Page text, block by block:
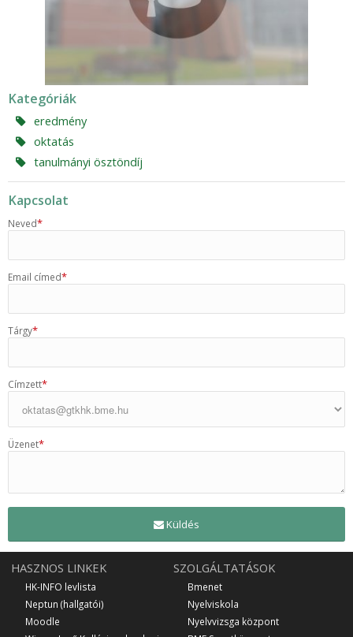
Kategóriák
eredmény
oktatás
tanulmányi ösztöndíj
Kapcsolat
Neved*
Email címed*
Tárgy*
Címzett*
Üzenet*
Küldés
HASZNOS LINKEK
HK-INFO levlista
Neptun (hallgatói)
Moodle
SZOLGÁLTATÁSOK
Bmenet
Nyelviskola
Nyelvvizsga központ